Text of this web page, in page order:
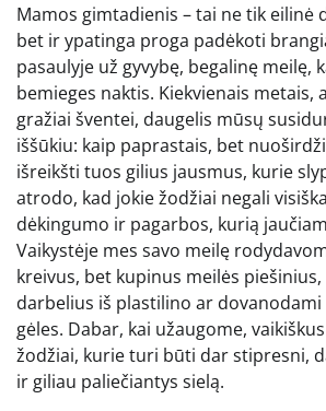
Mamos gimtadienis – tai ne tik eilinė
bet ir ypatinga proga padėkoti
pasaulyje už gyvybę, begalinę meilę,
bemieges naktis. Kiekvienais metais,
gražiai šventei, daugelis mūsų
iššūkiu: kaip paprastais, bet
išreikšti tuos gilius jausmus, kurie
atrodo, kad jokie žodžiai negali
dėkingumo ir pagarbos, kurią
Vaikystėje mes savo meilę
kreivus, bet kupinus meilės
darbelius iš plastilino ar
gėles. Dabar, kai užaugome,
žodžiai, kurie turi būti dar stipresni,
ir giliau paliečiantys sielą.